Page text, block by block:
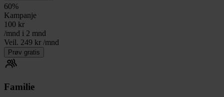
60%
Kampanje
100 kr
/mnd i 2 mnd
Veil. 249 kr /mnd
Prøv gratis
Familie